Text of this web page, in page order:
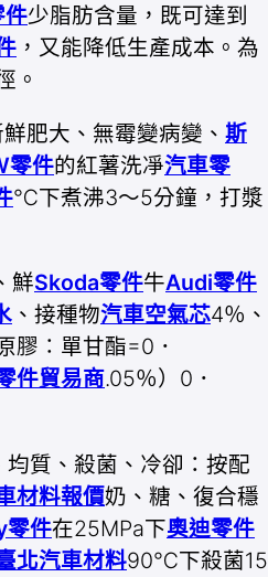
少脂肪含量，既可達到
，又能降低生產成本。為
。
肥大、無霉變病變、 斯
零件的紅薯洗凈汽車零
℃下煮沸3～5分鐘，打漿
鮮Skoda零件牛Audi零件
、接種物汽車空氣芯4％、
膠∶單甘酯=0．
件貿易商.05％）0．
均質、殺菌、冷卻：按配
材料報價奶、糖、復合穩
零件在25MPa下奧迪零件
北汽車材料90℃下殺菌15